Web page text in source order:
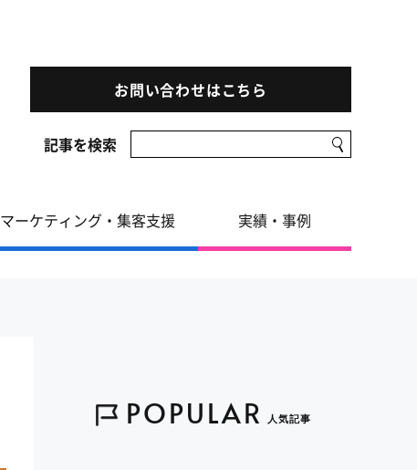
お問い合わせはこちら
記事を検索
マーケティング・集客支援 実績・事例
POPULAR 人気記事